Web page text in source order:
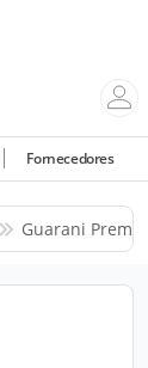
Fornecedores
Guarani Premol